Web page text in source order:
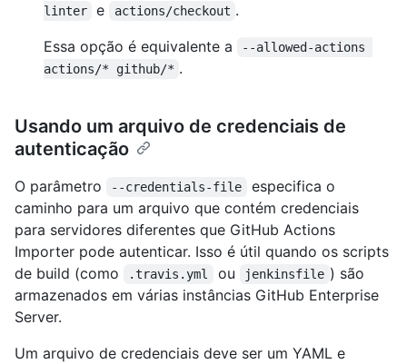
linter
e actions/checkout .
Essa opção é equivalente a
--allowed-actions
actions/* github/* .
Usando um arquivo de credenciais de
autenticação
O parâmetro --credentials-file
especifica o
caminho para um arquivo que contém credenciais
para servidores diferentes que GitHub Actions
Importer pode autenticar. Isso é útil quando os scripts
de build (como
.travis.yml ou jenkinsfile ) são
armazenados em várias instâncias GitHub Enterprise
Server.
Um arquivo de credenciais deve ser um YAML e